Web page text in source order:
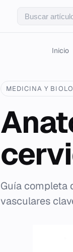
Inicio
MEDICINA Y
Guía completa
vasculares